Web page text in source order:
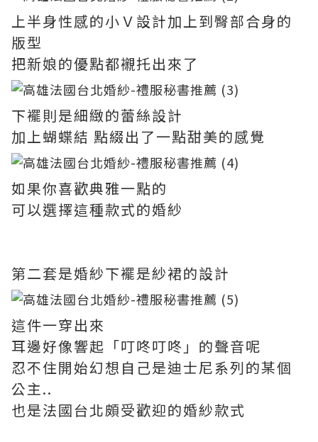
上半身性感的小Ｖ設計加上到臀部合身的
版型
把新娘的優點都襯托出來了
下襬則是細緻的蕾絲設計
加上蝴蝶結 點綴出了一點甜美的感覺
如果你喜歡典雅一點的
可以選擇這種款式的婚紗
第二套是婚紗下襬是紗裙的設計
這件一穿出來
耳邊好像響起「叮咚叮咚」的聲音呢
忍不住開始幻想自己是迪士尼系列的某個
公主..
也是法國台北頗受歡迎的婚紗款式